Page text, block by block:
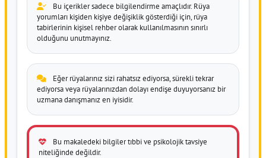
Bu içerikler sadece bilgilendirme amaçlıdır. Rüya
yorumları kişiden kişiye değişiklik gösterdiği için, rüya
tabirlerinin kişisel rehber olarak kullanılmasının sınırlı
olduğunu unutmayınız.
Eğer rüyalarınız sizi rahatsız ediyorsa, sürekli tekrar
ediyorsa veya rüyalarınızdan dolayı endişe duyuyorsanız bir
uzmana danışmanız en iyisidir.
Bu makaledeki bilgiler tıbbi ve psikolojik tavsiye
niteliğinde değildir.